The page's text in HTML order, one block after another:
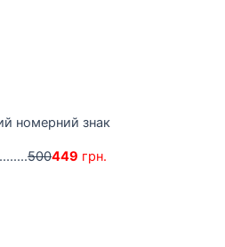
номерний знак
500449 грн.